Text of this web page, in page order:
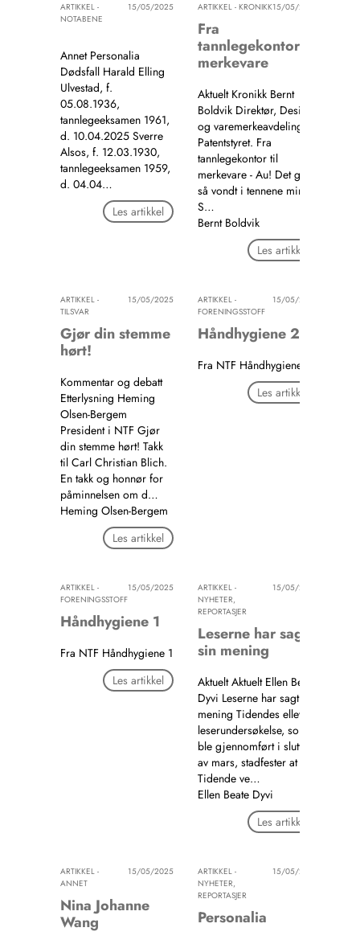
ARTIKKEL -
NOTABENE
15/05/2025
Annet Personalia
Dødsfall Harald Elling
Ulvestad, f.
05.08.1936,
tannlegeeksamen 1961,
d. 10.04.2025 Sverre
Alsos, f. 12.03.1930,
tannlegeeksamen 1959,
d. 04.04…
Les artikkel
ARTIKKEL - KRONIKK15/05/2025
Fra
tannlegekontor til
merkevare
Aktuelt Kronikk Bernt
Boldvik Direktør, Design-
og varemerkeavdelingen,
Patentstyret. Fra
tannlegekontor til
merkevare - Au! Det gjør
så vondt i tennene mine!
S…
Bernt Boldvik
Les artikkel
ARTIKKEL -
TILSVAR
15/05/2025
Gjør din stemme
hørt!
Kommentar og debatt
Etterlysning Heming
Olsen-Bergem
President i NTF Gjør
din stemme hørt! Takk
til Carl Christian Blich.
En takk og honnør for
påminnelsen om d…
Heming Olsen-Bergem
Les artikkel
ARTIKKEL -
FORENINGSSTOFF
15/05/2025
Håndhygiene 2
Fra NTF Håndhygiene 2
Les artikkel
ARTIKKEL -
FORENINGSSTOFF
15/05/2025
Håndhygiene 1
Fra NTF Håndhygiene 1
Les artikkel
ARTIKKEL -
NYHETER,
REPORTASJER
15/05/2025
Leserne har sagt
sin mening
Aktuelt Aktuelt Ellen Beate
Dyvi Leserne har sagt sin
mening Tidendes ellevte
leserundersøkelse, som
ble gjennomført i slutten
av mars, stadfester at
Tidende ve…
Ellen Beate Dyvi
Les artikkel
ARTIKKEL -
ANNET
15/05/2025
Nina Johanne
Wang
ARTIKKEL -
NYHETER,
REPORTASJER
15/05/2025
Personalia